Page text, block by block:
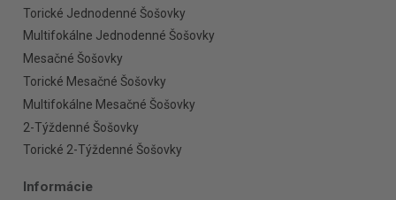
Torické Jednodenné Šošovky
Multifokálne Jednodenné Šošovky
Mesačné Šošovky
Torické Mesačné Šošovky
Multifokálne Mesačné Šošovky
2-Týždenné Šošovky
Torické 2-Týždenné Šošovky
Informácie